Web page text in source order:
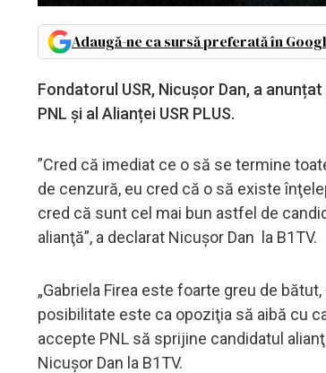
Adaugă-ne ca sursă preferată în
Fondatorul USR, Nicușor Dan, a
PNL și al Alianței USR PLUS.
”Cred că imediat ce o să se termine
de cenzură, eu cred că o să existe
cred că sunt cel mai bun astfel de
alianţă”, a declarat Nicușor Dan la B1TV.
„Gabriela Firea este foarte greu de
posibilitate este ca opoziţia să aibă cu
accepte PNL să sprijine candidatul
Nicuşor Dan la B1TV.